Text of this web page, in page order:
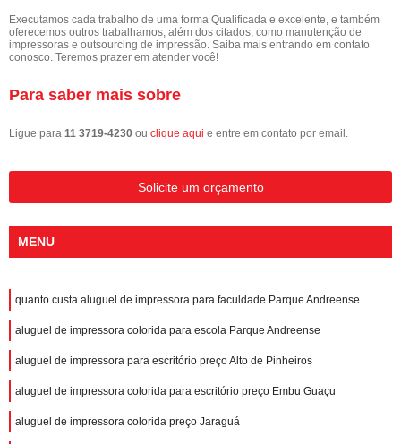
Executamos cada trabalho de uma forma Qualificada e excelente, e também
oferecemos outros trabalhamos, além dos citados, como manutenção de
impressoras e outsourcing de impressão. Saiba mais entrando em contato
conosco. Teremos prazer em atender você!
Para saber mais sobre
Ligue para 11 3719-4230 ou clique aqui e entre em contato por email.
Solicite um orçamento
MENU
quanto custa aluguel de impressora para faculdade Parque Andreense
aluguel de impressora colorida para escola Parque Andreense
aluguel de impressora para escritório preço Alto de Pinheiros
aluguel de impressora colorida para escritório preço Embu Guaçu
aluguel de impressora colorida preço Jaraguá